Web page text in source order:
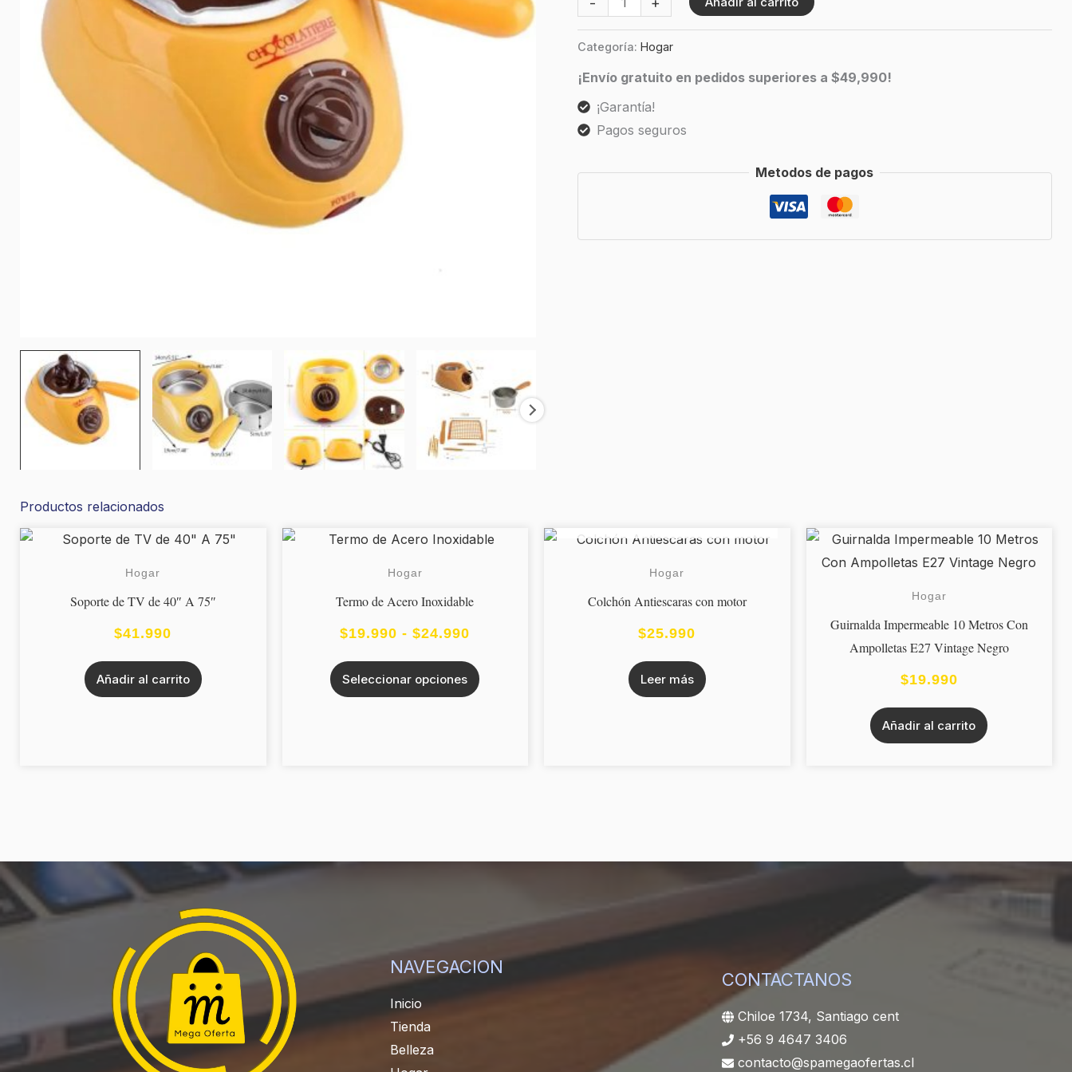
Categoría: Hogar
¡Envío gratuito en pedidos superiores a $49,990!
¡Garantía!
Pagos seguros
Metodos de pagos
Productos relacionados
Hogar
Soporte de TV de 40″ A 75″
$41.990
Añadir al carrito
Hogar
Termo de Acero Inoxidable
$19.990 - $24.990
RANGO
PRECIOS:
HASTA
Seleccionar opciones
Este
opciones
producto
Hogar
Colchón Antiescaras con motor
$25.990
Leer más
Hogar
Guirnalda Impermeable 10 Metros Con
Ampolletas E27 Vintage Negro
$19.990
Añadir al carrito
NAVEGACION
Inicio
Tienda
Belleza
CONTACTANOS
Chiloe 1734, Santiago cent
+56 9 4647 3406
contacto@spamegaofertas.cl